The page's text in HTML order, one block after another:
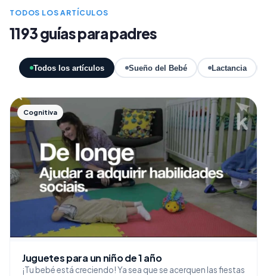
TODOS LOS ARTÍCULOS
1193 guías para padres
Todos los artículos Sueño del Bebé Lactancia
Cognitiva
Juguetes para un niño de 1 año
¡Tu bebé está creciendo! Ya sea que se acerquen las fiestas